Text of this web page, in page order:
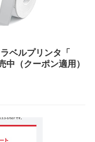
ベルプリンタ「
中（クーポン適用）